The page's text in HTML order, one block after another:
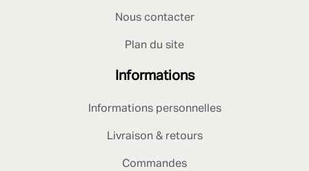
Nous contacter
Plan du site
Informations
Informations personnelles
Livraison & retours
Commandes